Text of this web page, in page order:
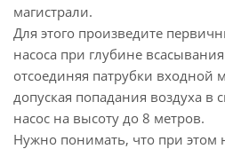
магистрали.
Для этого произведите
насоса при глубине
отсоединяя патрубки входной
допуская попадания воздуха в
насос на высоту до 8 метров.
Нужно понимать, что при этом